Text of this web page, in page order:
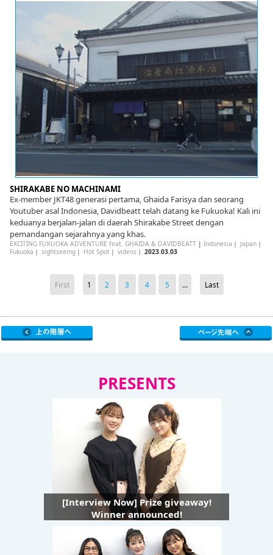
SHIRAKABE NO MACHINAMI
Ex-member JKT48 generasi pertama, Ghaida Farisya dan seorang
Youtuber asal Indonesia, Davidbeatt telah datang ke Fukuoka! Kali ini
keduanya berjalan-jalan di daerah Shirakabe Street dengan
pemandangan sejarahnya yang khas.
EXCITING FUKUOKA ADVENTURE feat. GHAIDA & DAVIDBEATT| Indonesia ｜ Japan｜
Fukuoka ｜ sightseeing｜ Hot Spot｜ videos｜ 2023.03.03
First 1 2 3 4 5 ... Last
PRESENTS
[Interview Now] Prize giveaway!
Winner announced!